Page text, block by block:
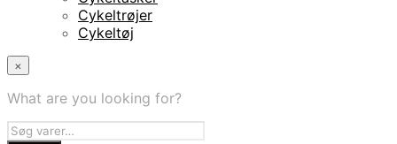
Cykeltrøjer
Cykeltøj
×
What are you looking for?